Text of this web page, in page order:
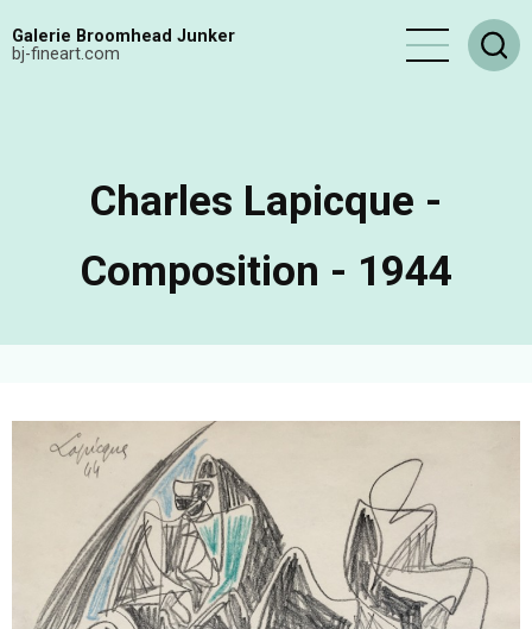
auGalerie Broomhead Junker
bj-fineart.com
Charles Lapicque -
Composition - 1944